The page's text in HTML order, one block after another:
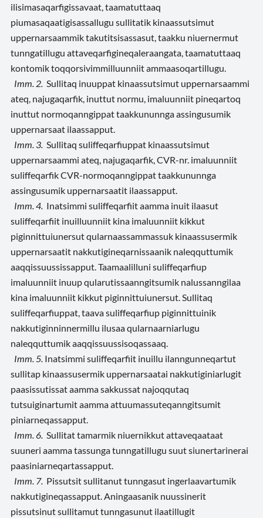
ilisimasaqarfigissavaat, taamatuttaaq
piumasaqaatigisassallugu sullitatik kinaassutsimut
uppernarsaammik takutitsisassasut, taakku niuernermut
tunngatillugu attaveqarfigineqaleraangata, taamatuttaaq
kontomik toqqorsivimmilluunniit ammaasoqartillugu.
Imm. 2. Sullitaq inuuppat kinaassutsimut uppernarsaammi
ateq, najugaqarfik, inuttut normu, imaluunniit pineqartoq
inuttut normoqanngippat taakkununnga assingusumik
uppernarsaat ilaassapput.
Imm. 3. Sullitaq suliffeqarfiuppat kinaassutsimut
uppernarsaammi ateq, najugaqarfik, CVR-nr. imaluunniit
suliffeqarfik CVR-normoqanngippat taakkununnga
assingusumik uppernarsaatit ilaassapput.
Imm. 4. Inatsimmi suliffeqarfiit aamma inuit ilaasut
suliffeqarfiit inuilluunniit kina imaluunniit kikkut
piginnittuiunersut qularnaassammassuk kinaassusermik
uppernarsaatit nakkutigineqarnissaanik naleqquttumik
aaqqissuussissapput. Taamaalilluni suliffeqarfiup
imaluunniit inuup qularutissaanngitsumik nalussanngilaa
kina imaluunniit kikkut piginnittuiunersut. Sullitaq
suliffeqarfiuppat, taava suliffeqarfiup piginnittuinik
nakkutiginninnermillu ilusaa qularnaarniarlugu
naleqquttumik aaqqissuussisoqassaaq.
Imm. 5. Inatsimmi suliffeqarfiit inuillu ilanngunneqartut
sullitap kinaassusermik uppernarsaatai nakkutiginiarlugit
paasissutissat aamma sakkussat najoqqutaq
tutsuiginartumit aamma attuumassuteqanngitsumit
piniarneqassapput.
Imm. 6. Sullitat tamarmik niuernikkut attaveqaataat
suuneri aamma tassunga tunngatillugu suut siunertarinerai
paasiniarneqartassapput.
Imm. 7. Pissutsit sullitanut tunngasut ingerlaavartumik
nakkutigineqassapput. Aningaasanik nuussinerit
pissutsinut sullitamut tunngasunut ilaatillugit